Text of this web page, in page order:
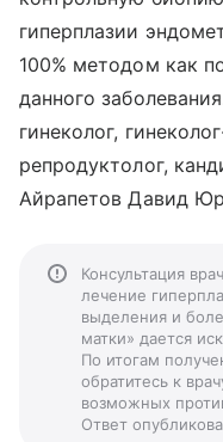
гиперплазии
100% методом как
данного
гинеколог,
репродуктолог,
Айрапетов Давид
Консультация
лечение
выделения и
матки» дается
По итогам
обратитесь к
возможных
Ответ